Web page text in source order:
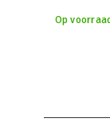
Op